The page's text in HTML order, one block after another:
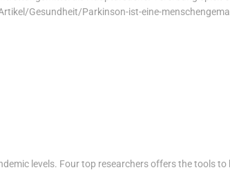
Gesundheit/Parkinson-ist-eine-
levels. Four top researchers offers the tools to